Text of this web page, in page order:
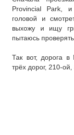
Provincial Park,
головой и
выхожу и ищу
пытаюсь
Так вот, дорога в
трёх дорог, 210-